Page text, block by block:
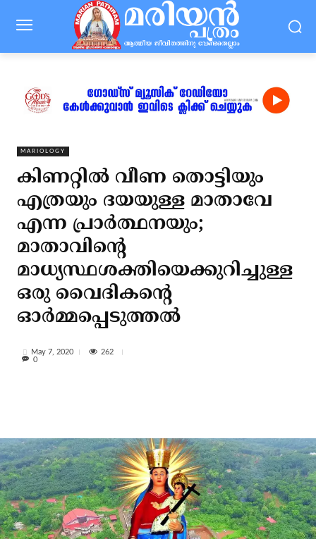
MARIOLOGY
കിണറ്റിൽ വീണ തൊട്ടിയും
എത്രയും ദയയുള്ള മാതാവേ
എന്ന പ്രാർത്ഥനയും;
മാതാവിന്റെ
മാധ്യസ്ഥശക്തിയെക്കുറിച്ചുള്ള
ഒരു വൈദികന്റെ
ഓര്‍മ്മപ്പെടുത്തല്‍
May 7, 2020
262
0